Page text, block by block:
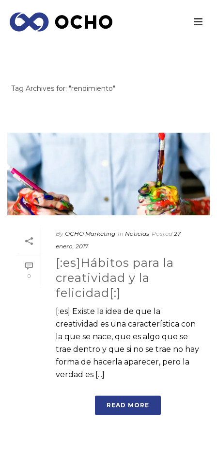
Tag Archives for: "rendimiento"
0
By OCHO Marketing In Noticias Posted 27
enero, 2017
[:es]Hábitos para la
creatividad y la
felicidad[:]
[:es] Existe la idea de que la
creatividad es una característica con
la que se nace, que es algo que se
trae dentro y que si no se trae no hay
forma de hacerla aparecer, pero la
verdad es [...]
READ MORE